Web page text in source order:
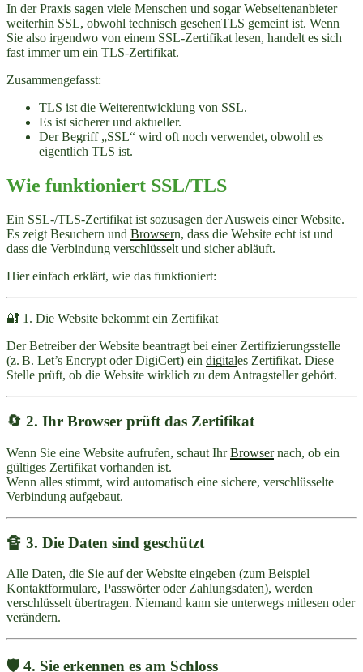
In der Praxis sagen viele Menschen und sogar Webseitenanbieter
weiterhin SSL, obwohl technisch gesehenTLS gemeint ist. Wenn
Sie also irgendwo von einem SSL-Zertifikat lesen, handelt es sich
fast immer um ein TLS-Zertifikat.
Zusammengefasst:
TLS ist die Weiterentwicklung von SSL.
Es ist sicherer und aktueller.
Der Begriff „SSL“ wird oft noch verwendet, obwohl es
eigentlich TLS ist.
Wie funktioniert SSL/TLS
Ein SSL-/TLS-Zertifikat ist sozusagen der Ausweis einer Website.
Es zeigt Besuchern und Browsern, dass die Website echt ist und
dass die Verbindung verschlüsselt und sicher abläuft.
Hier einfach erklärt, wie das funktioniert:
🔐 1. Die Website bekommt ein Zertifikat
Der Betreiber der Website beantragt bei einer Zertifizierungsstelle
(z. B. Let’s Encrypt oder DigiCert) ein digitales Zertifikat. Diese
Stelle prüft, ob die Website wirklich zu dem Antragsteller gehört.
🔄 2. Ihr Browser prüft das Zertifikat
Wenn Sie eine Website aufrufen, schaut IhrBrowsernach, ob ein
gültiges Zertifikat vorhanden ist.
Wenn alles stimmt, wird automatisch eine sichere, verschlüsselte
Verbindung aufgebaut.
🔏 3. Die Daten sind geschützt
Alle Daten, die Sie auf der Website eingeben (zum Beispiel
Kontaktformulare, Passwörter oder Zahlungsdaten), werden
verschlüsselt übertragen. Niemand kann sie unterwegs mitlesen oder
verändern.
🛡️ 4. Sie erkennen es am Schloss